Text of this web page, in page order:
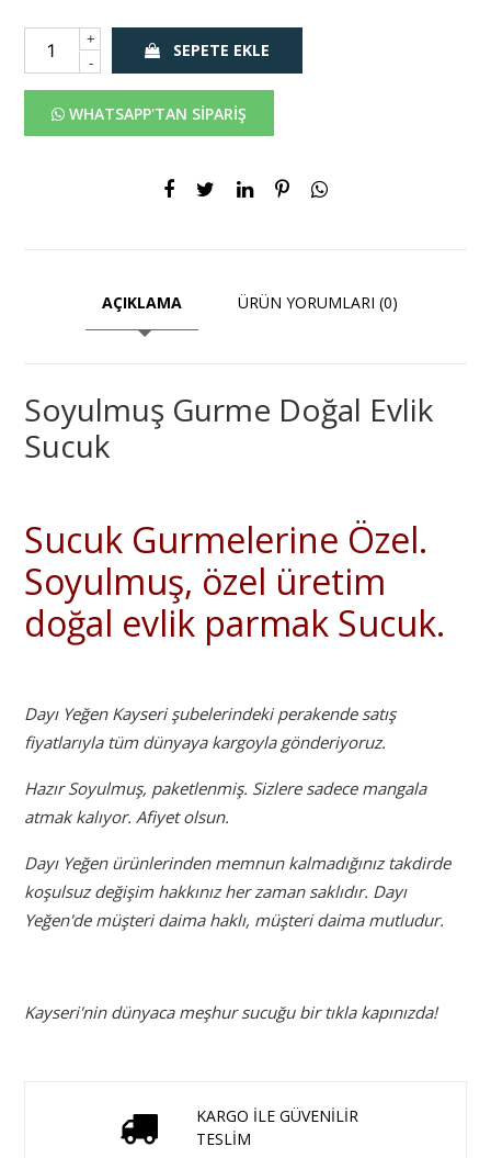
+
-
SEPETE EKLE
WHATSAPP'TAN SİPARİŞ
AÇIKLAMA ÜRÜN YORUMLARI (0)
Soyulmuş Gurme Doğal Evlik
Sucuk
Sucuk Gurmelerine Özel.
Soyulmuş, özel üretim
doğal evlik parmak Sucuk.
Dayı Yeğen Kayseri şubelerindeki perakende satış
fiyatlarıyla tüm dünyaya kargoyla gönderiyoruz.
Hazır Soyulmuş, paketlenmiş. Sizlere sadece mangala
atmak kalıyor. Afiyet olsun.
Dayı Yeğen ürünlerinden memnun kalmadığınız takdirde
koşulsuz değişim hakkınız her zaman saklıdır. Dayı
Yeğen'de müşteri daima haklı, müşteri daima mutludur.
Kayseri'nin dünyaca meşhur sucuğu bir tıkla kapınızda!
KARGO İLE GÜVENİLİR
TESLİM